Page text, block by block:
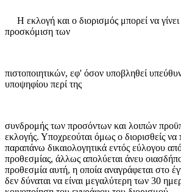
Η εκλογή και ο διορισμός μπορεί να γίνει
προσκόμιση των
πιστοποιητικών, εφ' όσον υποβληθεί
υποψηφίου περί της
συνδρομής των προσόντων και λοιπών
εκλογής. Υποχρεούται όμως ο διορισθείς να
παραπάνω δικαιολογητικά εντός εύλογου
προθεσμίας, άλλως απολύεται άνευ
προθεσμία αυτή, η οποία αναγράφεται στο
δεν δύναται να είναι μεγαλύτερη των 30